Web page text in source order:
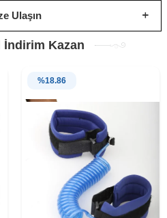
Ulaşın
Kazan
%18.86